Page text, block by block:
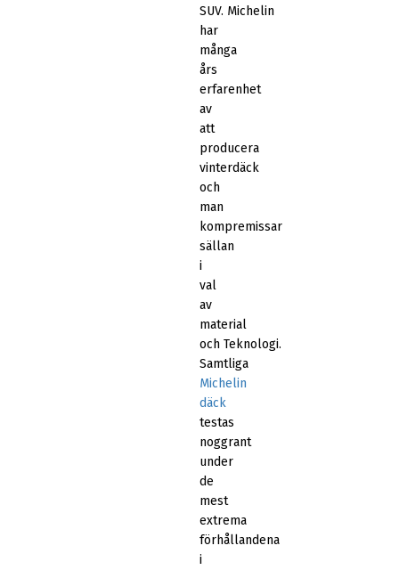
SUV. Michelin
har
många
års
erfarenhet
av
att
producera
vinterdäck
och
man
kompremissar
sällan
i
val
av
material
och Teknologi.
Samtliga
Michelin
däck
testas
noggrant
under
de
mest
extrema
förhållandena
i